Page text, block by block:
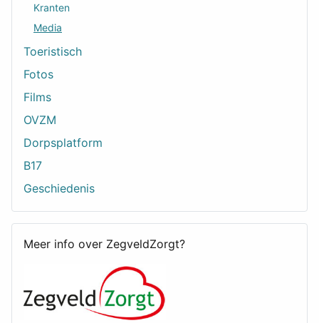
Kranten
Media
Toeristisch
Fotos
Films
OVZM
Dorpsplatform
B17
Geschiedenis
Meer info over ZegveldZorgt?